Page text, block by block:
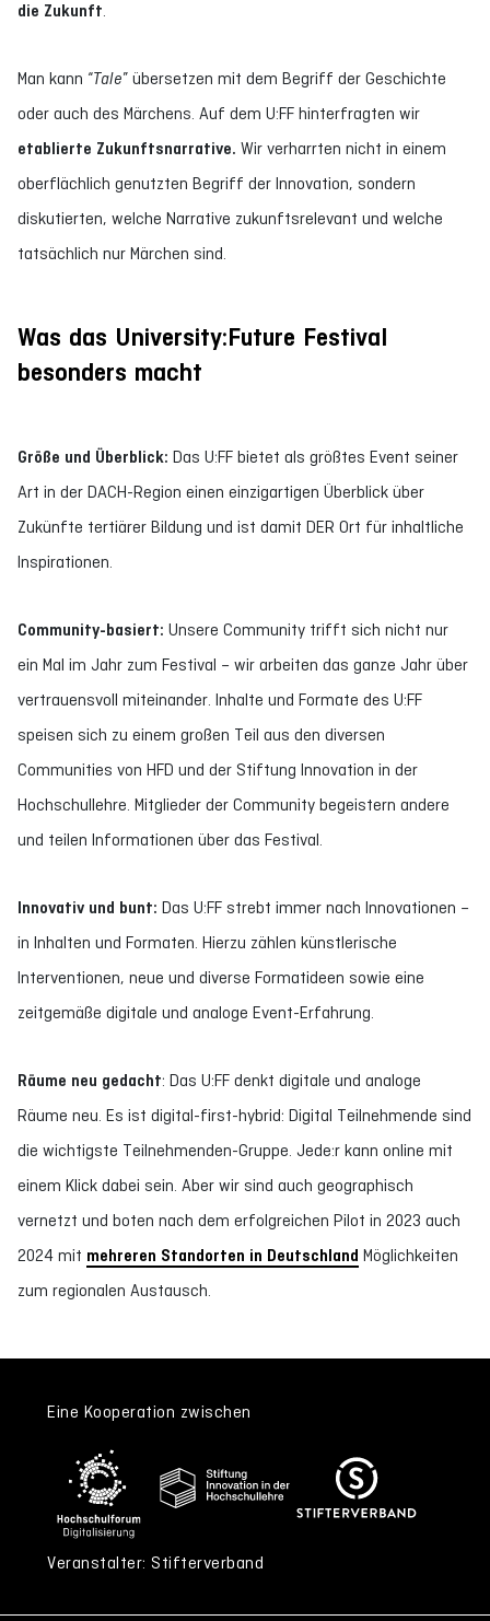
die Zukunft
Man kann “Tale” übersetzen mit dem Begriff der Geschichte
oder auch des Märchens. Auf dem U:FF hinterfragten wir
etablierte Zukunftsnarrative. Wir verharrten nicht in einem
oberflächlich genutzten Begriff der Innovation, sondern
diskutierten, welche Narrative zukunftsrelevant und welche
tatsächlich nur Märchen sind.
Was das University:Future Festival
besonders macht
Größe und Überblick: Das U:FF bietet als größtes Event seiner
Art in der DACH-Region einen einzigartigen Überblick über
Zukünfte tertiärer Bildung und ist damit DER Ort für inhaltliche
Inspirationen.
Community-basiert: Unsere Community trifft sich nicht nur
ein Mal im Jahr zum Festival – wir arbeiten das ganze Jahr über
vertrauensvoll miteinander. Inhalte und Formate des U:FF
speisen sich zu einem großen Teil aus den diversen
Communities von HFD und der Stiftung Innovation in der
Hochschullehre. Mitglieder der Community begeistern andere
und teilen Informationen über das Festival.
Innovativ und bunt: Das U:FF strebt immer nach Innovationen –
in Inhalten und Formaten. Hierzu zählen künstlerische
Interventionen, neue und diverse Formatideen sowie eine
zeitgemäße digitale und analoge Event-Erfahrung.
Räume neu gedacht: Das U:FF denkt digitale und analoge
Räume neu. Es ist digital-first-hybrid: Digital Teilnehmende sind
die wichtigste Teilnehmenden-Gruppe. Jede:r kann online mit
einem Klick dabei sein. Aber wir sind auch geographisch
vernetzt und boten nach dem erfolgreichen Pilot in 2023 auch
2024 mit mehreren Standorten in Deutschland Möglichkeiten
zum regionalen Austausch.
Eine Kooperation zwischen
Veranstalter: Stifterverband